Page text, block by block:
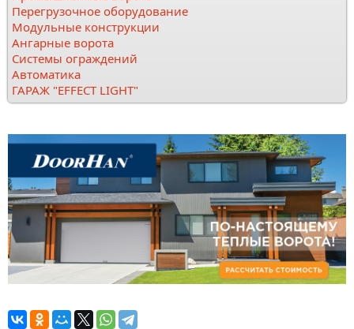
Перегрузочное оборудование
Модульные конструкции
Ангарные ворота
Системы ограждений
Автоматика
ГАРАЖ "EFFECT LIGHT"